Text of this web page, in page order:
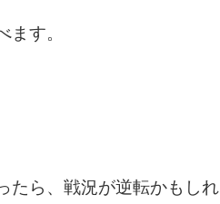
す。
たら、戦況が逆転かもしれ